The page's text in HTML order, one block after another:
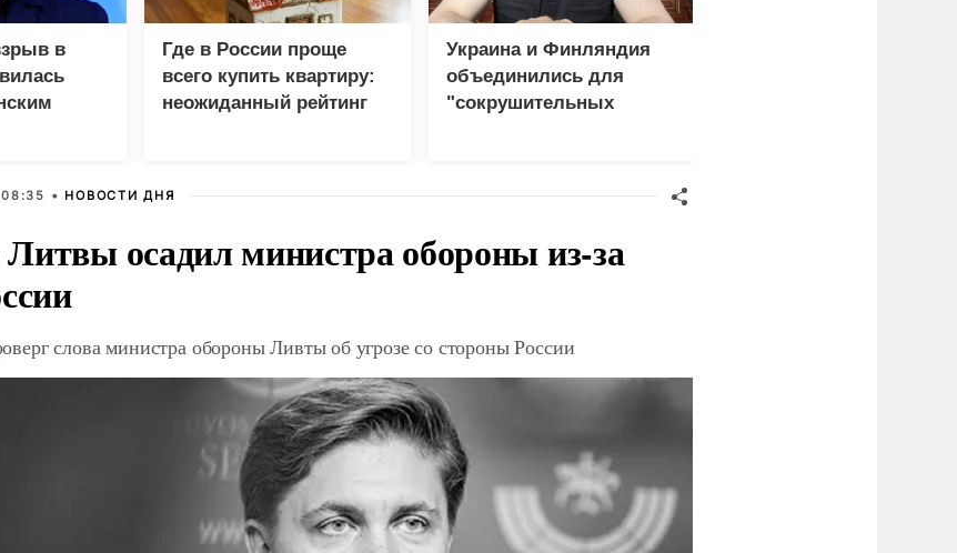
в
Где в России проще
всего купить квартиру:
неожиданный рейтинг
Украина и Финляндия
объединились для
"сокрушительных
• НОВОСТИ ДНЯ
осадил министра обороны из-за
слова министра обороны Ливты об угрозе со стороны России